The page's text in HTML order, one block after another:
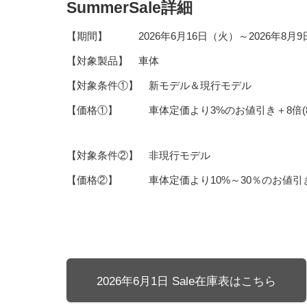
SummerSale詳細
【期間】 2026年6月16日（火）～2026年8月9
【対象製品】 車体
【対象条件①】 新モデル＆現行モデル
【価格①】 車体定価より3%のお値引き＋8倍
【対象条件②】 非現行モデル
【価格②】 車体定価より10%～30％のお値引
2026年6月1日 Sale在庫表はこちら